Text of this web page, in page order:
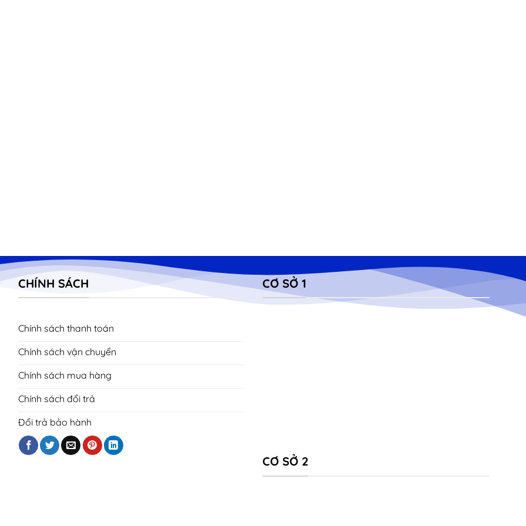
CHÍNH SÁCH
Chính sách thanh toán
Chính sách vận chuyển
Chính sách mua hàng
Chính sách đổi trả
Đổi trả bảo hành
CƠ SỞ 1
CƠ SỞ 2